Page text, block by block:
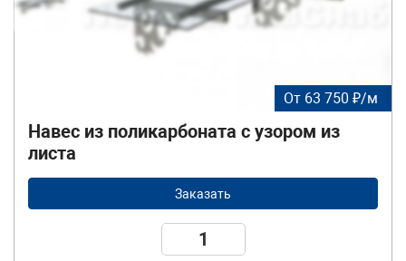
От 63 750 ₽/м
Навес из поликарбоната с узором из
листа
Заказать